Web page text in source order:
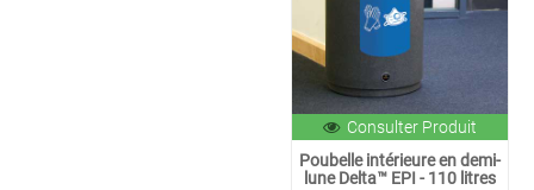
Consulter Produit
Poubelle intérieure en demi-
lune Delta™ EPI - 110 litres